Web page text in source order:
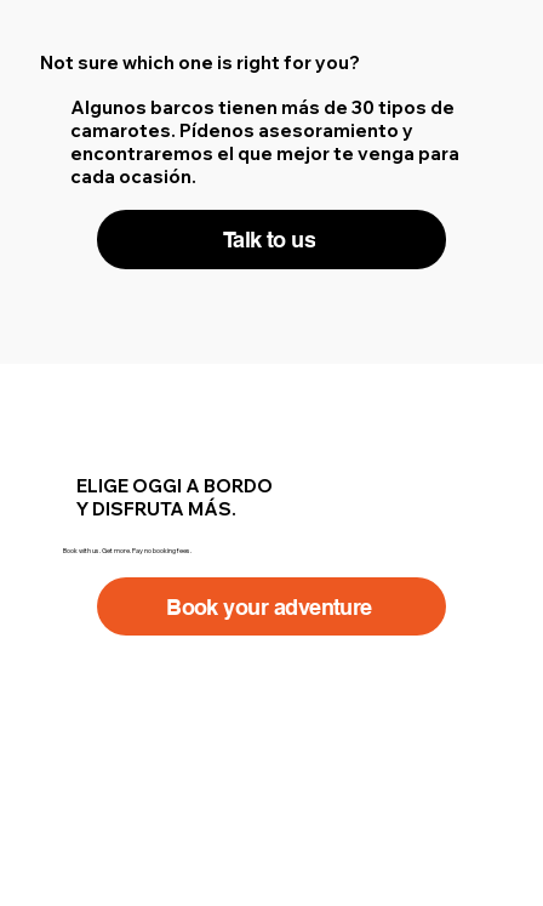
Not sure which one is right for you?
Algunos barcos tienen más de 30 tipos de
camarotes. Pídenos asesoramiento y
encontraremos el que mejor te venga para
cada ocasión.
Talk to us
ELIGE OGGI A BORDO
Y DISFRUTA MÁS.
Book with us. Get more. Pay no booking fees.
Book your adventure